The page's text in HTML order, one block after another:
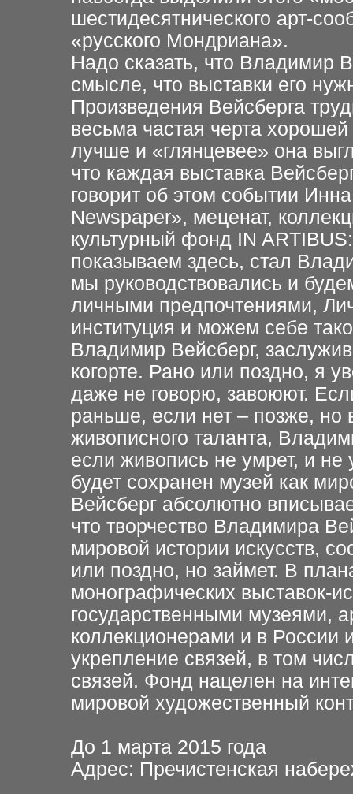
шестидесятнического арт-
«русского Мондриана».
Надо сказать, что Владимир
смысле, что выставки его
Произведения Вейсберга
весьма частая черта
лучше и «глянцевее» она
что каждая выставка
говорит об этом событии
Newspaper», меценат,
культурный фонд IN
показываем здесь, стал
мы руководствовались и
личными предпочтениями,
институция и можем себе
Владимир Вейсберг,
когорте. Рано или поздно, я
даже не говорю, завоюют.
раньше, если нет – позже, но
живописного таланта,
если живопись не умрет, и не
будет сохранен музей как
Вейсберг абсолютно
что творчество Владимира
мировой истории искусств,
или поздно, но займет. В
монографических выставок-
государственными музеями,
коллекционерами и в
укрепление связей, в том
связей. Фонд нацелен на
мировой художественный
До 1 марта 2015 года
Адрес: Пречистенская